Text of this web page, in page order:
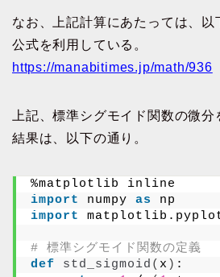
なお、上記計算にあたっては、以
公式を利用している。
https://manabitimes.jp/math/936
上記、標準シグモイド関数の微
結果は、以下の通り。
%matplotlib inline
import
numpy as
np
import
# 標準シグモイド関数の定義
def
std_sigmoid ( x ) :